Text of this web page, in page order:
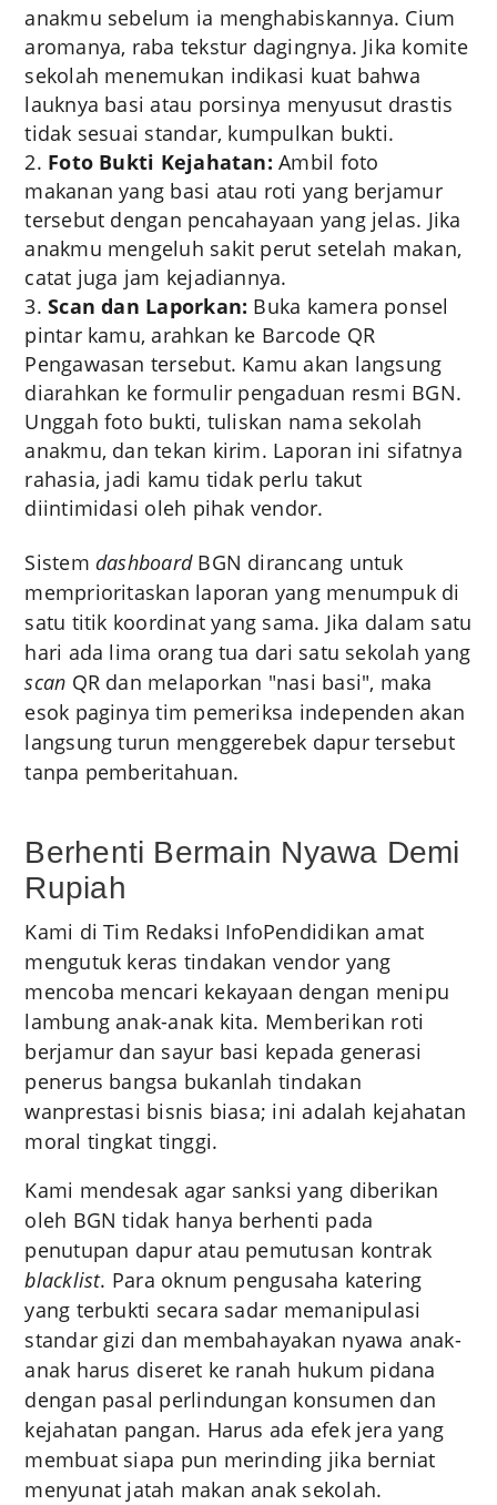
anakmu sebelum ia menghabiskannya. Cium
aromanya, raba tekstur dagingnya. Jika komite
sekolah menemukan indikasi kuat bahwa
lauknya basi atau porsinya menyusut drastis
tidak sesuai standar, kumpulkan bukti.
Foto Bukti Kejahatan: Ambil foto
makanan yang basi atau roti yang berjamur
tersebut dengan pencahayaan yang jelas. Jika
anakmu mengeluh sakit perut setelah makan,
catat juga jam kejadiannya.
Scan dan Laporkan: Buka kamera ponsel
pintar kamu, arahkan ke Barcode QR
Pengawasan tersebut. Kamu akan langsung
diarahkan ke formulir pengaduan resmi BGN.
Unggah foto bukti, tuliskan nama sekolah
anakmu, dan tekan kirim. Laporan ini sifatnya
rahasia, jadi kamu tidak perlu takut
diintimidasi oleh pihak vendor.
SistemdashboardBGN dirancang untuk
memprioritaskan laporan yang menumpuk di
satu titik koordinat yang sama. Jika dalam satu
hari ada lima orang tua dari satu sekolah yang
scan QR dan melaporkan "nasi basi", maka
esok paginya tim pemeriksa independen akan
langsung turun menggerebek dapur tersebut
tanpa pemberitahuan.
Berhenti Bermain Nyawa Demi
Rupiah
Kami di Tim Redaksi InfoPendidikan amat
mengutuk keras tindakan vendor yang
mencoba mencari kekayaan dengan menipu
lambung anak-anak kita. Memberikan roti
berjamur dan sayur basi kepada generasi
penerus bangsa bukanlah tindakan
wanprestasi bisnis biasa; ini adalah kejahatan
moral tingkat tinggi.
Kami mendesak agar sanksi yang diberikan
oleh BGN tidak hanya berhenti pada
penutupan dapur atau pemutusan kontrak
blacklist. Para oknum pengusaha katering
yang terbukti secara sadar memanipulasi
standar gizi dan membahayakan nyawa anak-
anak harus diseret ke ranah hukum pidana
dengan pasal perlindungan konsumen dan
kejahatan pangan. Harus ada efek jera yang
membuat siapa pun merinding jika berniat
menyunat jatah makan anak sekolah.